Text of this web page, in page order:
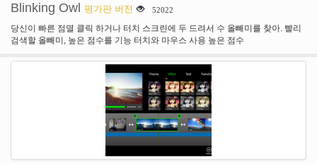
Blinking Owl 평가판 버전 52022
당신이 빠른 점멸 클릭 하거나 터치 스크린에 두 드려서 수 올빼미를 찾아. 빨리
검색할 올빼미, 높은 점수를 기능 터치와 마우스 사용 높은 점수